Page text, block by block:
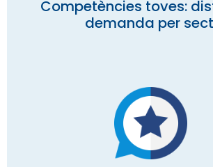
Competències toves:
demanda per